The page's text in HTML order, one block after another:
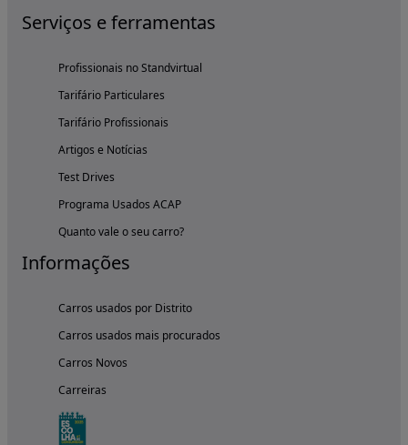
Serviços e ferramentas
Profissionais no Standvirtual
Tarifário Particulares
Tarifário Profissionais
Artigos e Notícias
Test Drives
Programa Usados ACAP
Quanto vale o seu carro?
Informações
Carros usados por Distrito
Carros usados mais procurados
Carros Novos
Carreiras